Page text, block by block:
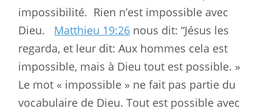
impossibilité. Rien n’est impossible avec
Dieu.
Matthieu 19:26 nous dit: “Jésus les
regarda, et leur dit: Aux hommes cela est
impossible, mais à Dieu tout est possible. »
Le mot « impossible » ne fait pas partie du
vocabulaire de Dieu. Tout est possible avec